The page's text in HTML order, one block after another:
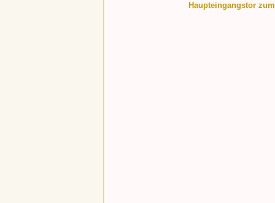
Haupteingangstor